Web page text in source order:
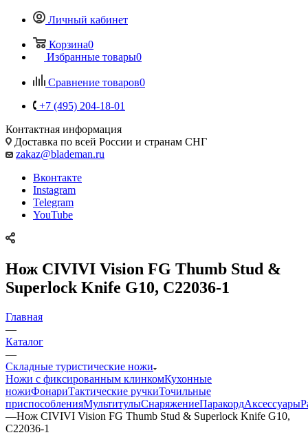
Личный кабинет
Корзина0
Избранные товары0
Сравнение товаров0
+7 (495) 204-18-01
Контактная информация
Доставка по всей России и странам СНГ
zakaz@blademan.ru
Вконтакте
Instagram
Telegram
YouTube
Нож CIVIVI Vision FG Thumb Stud &
Superlock Knife G10, C22036-1
Главная
—
Каталог
—
Складные туристические ножи
Ножи с фиксированным клинкомКухонные
ножиФонариТактические ручкиТочильные
приспособленияМультитулыСнаряжениеПаракордАксессуары
—Нож CIVIVI Vision FG Thumb Stud & Superlock Knife G10,
C22036-1